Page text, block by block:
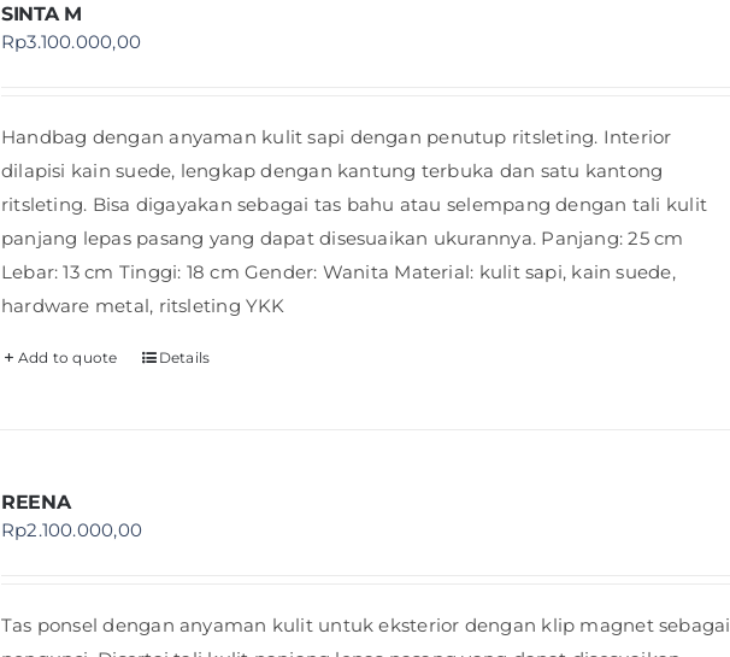
SINTA M
Rp3.100.000,00
Handbag dengan anyaman kulit sapi dengan penutup ritsleting. Interior
dilapisi kain suede, lengkap dengan kantung terbuka dan satu kantong
ritsleting. Bisa digayakan sebagai tas bahu atau selempang dengan tali kulit
panjang lepas pasang yang dapat disesuaikan ukurannya. Panjang: 25 cm
Lebar: 13 cm Tinggi: 18 cm Gender: Wanita Material: kulit sapi, kain suede,
hardware metal, ritsleting YKK
Add to quote Details
REENA
Rp2.100.000,00
Tas ponsel dengan anyaman kulit untuk eksterior dengan klip magnet sebagai